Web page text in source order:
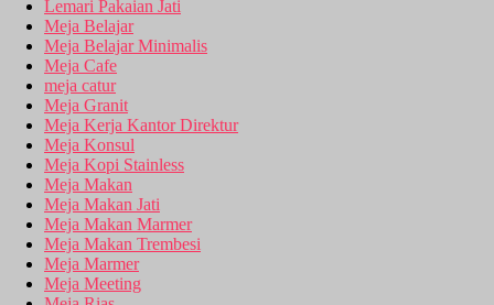
Lemari Pakaian Jati
Meja Belajar
Meja Belajar Minimalis
Meja Cafe
meja catur
Meja Granit
Meja Kerja Kantor Direktur
Meja Konsul
Meja Kopi Stainless
Meja Makan
Meja Makan Jati
Meja Makan Marmer
Meja Makan Trembesi
Meja Marmer
Meja Meeting